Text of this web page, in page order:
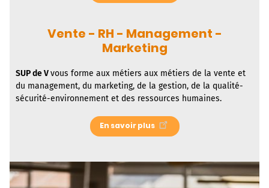
Vente - RH - Management -
Marketing
SUP de Vvous forme aux métiers aux métiers de la vente et
du management, du marketing, de la gestion, de la qualité-
sécurité-environnement et des ressources humaines.
En savoir plus